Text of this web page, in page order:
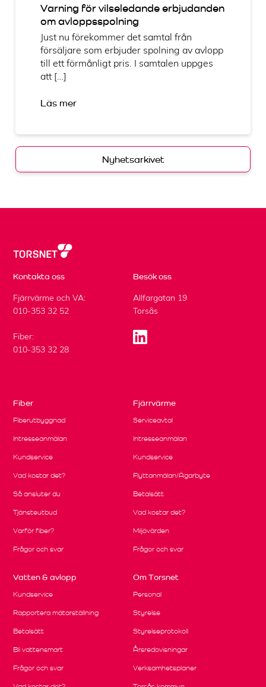
Varning för vilseledande erbjudanden
om avloppsspolning
Just nu förekommer det samtal från
försäljare som erbjuder spolning av avlopp
till ett förmånligt pris. I samtalen uppges
att […]
Läs mer
Nyhetsarkivet
Kontakta oss
Fjärrvärme och VA:
010-353 32 52
Fiber:
010-353 32 28
Besök oss
Allfargatan 19
Torsås
Fiber
Fiberutbyggnad
Intresseanmälan
Kundservice
Vad kostar det?
Så ansluter du
Tjänsteutbud
Varför fiber?
Frågor och svar
Fjärrvärme
Serviceavtal
Intresseanmälan
Kundservice
Flyttanmälan/Ägarbyte
Betalsätt
Vad kostar det?
Miljövärden
Frågor och svar
Vatten & avlopp
Kundservice
Rapportera mätarställning
Betalsätt
Bli vattensmart
Frågor och svar
Om Torsnet
Personal
Styrelse
Styrelseprotokoll
Årsredovisningar
Verksamhetsplaner